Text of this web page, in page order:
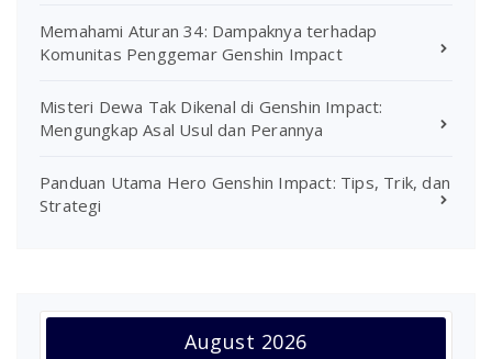
Memahami Aturan 34: Dampaknya terhadap
Komunitas Penggemar Genshin Impact
Misteri Dewa Tak Dikenal di Genshin Impact:
Mengungkap Asal Usul dan Perannya
Panduan Utama Hero Genshin Impact: Tips, Trik, dan
Strategi
August 2026